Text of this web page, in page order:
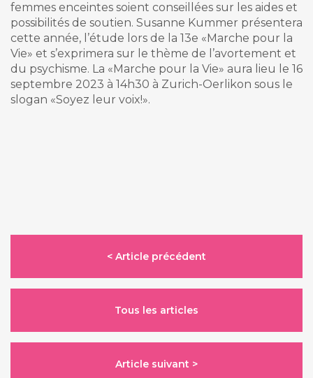
femmes enceintes soient conseillées sur les aides et
possibilités de soutien. Susanne Kummer présentera
cette année, l’étude lors de la 13e «Marche pour la
Vie» et s’exprimera sur le thème de l’avortement et
du psychisme. La «Marche pour la Vie» aura lieu le 16
septembre 2023 à 14h30 à Zurich-Oerlikon sous le
slogan «Soyez leur voix!».
< Article précédent
Tous les articles
Article suivant >